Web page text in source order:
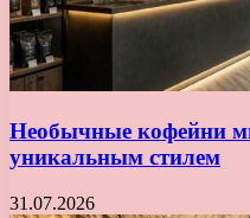
Необычные кофейни
уникальным стилем
31.07.2026